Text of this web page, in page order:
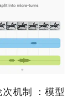
机制 ：模型